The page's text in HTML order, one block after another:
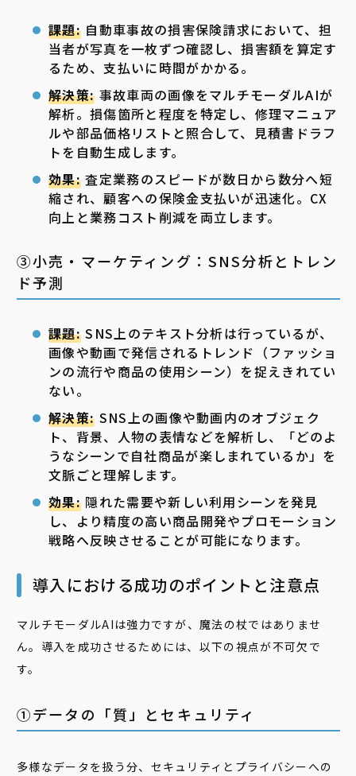
課題:自動車事故の損害保険請求において、担
当者が写真を一枚ずつ確認し、損害額を算定す
るため、支払いに時間がかかる。
解決策: 事故車両の画像をマルチモーダルAIが
解析。損傷箇所と程度を特定し、修理マニュア
ルや部品価格リストと照合して、見積書ドラフ
トを自動生成します。
効果:査定業務のスピードが数日から数分へ短
縮され、顧客への保険金支払いが迅速化。CX
向上と業務コスト削減を両立します。
③小売・マーケティング：SNS分析とトレン
ド予測
課題:SNS上のテキスト分析は行っているが、
画像や動画で発信されるトレンド（ファッショ
ンの流行や商品の使用シーン）を捉えきれてい
ない。
解決策: SNS上の画像や動画内のオブジェク
ト、背景、人物の表情などを解析し、「どのよ
うなシーンで自社商品が楽しまれているか」を
文脈ごと理解します。
効果:隠れた需要や新しい利用シーンを発見
し、より精度の高い商品開発やプロモーション
戦略へ反映させることが可能になります。
導入における成功のポイントと注意点
マルチモーダルAIは強力ですが、魔法の杖ではありませ
ん。導入を成功させるためには、以下の視点が不可欠で
す。
①データの「質」とセキュリティ
多様なデータを扱う分、セキュリティとプライバシーへの